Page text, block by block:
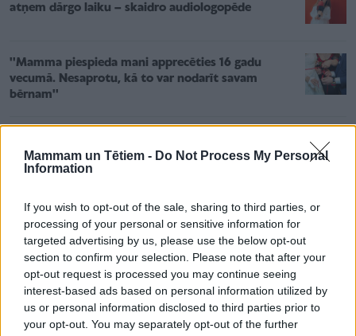
Mammam un Tētiem - Do Not Process My Personal
Information
If you wish to opt-out of the sale, sharing to third parties, or
processing of your personal or sensitive information for
targeted advertising by us, please use the below opt-out
section to confirm your selection. Please note that after your
opt-out request is processed you may continue seeing
interest-based ads based on personal information utilized by
us or personal information disclosed to third parties prior to
your opt-out. You may separately opt-out of the further
atņem dārgo laiku – skaidro audiologopēde
''Mamma piespieda mani apprecēties 16 gadu
vecumā. Nesaprotu, kā to var nodarīt savam
bērnam''
Ja māte ir korpulenta vai grūtniecības laikā
ieguvusi pārlieku daudz lieko kilogramu, arī
bērniņš var piedzimt ar lieko svaru.
Iespējamie riski